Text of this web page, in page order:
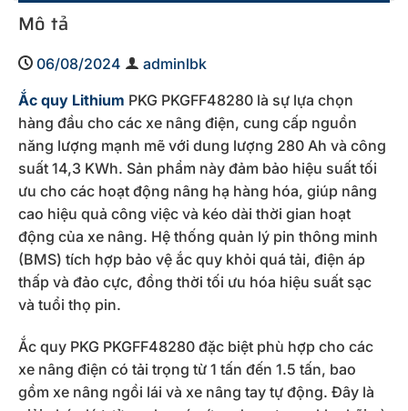
Mô tả
06/08/2024
adminlbk
Ắc quy Lithium PKG PKGFF48280 là sự lựa chọn
hàng đầu cho các xe nâng điện, cung cấp nguồn
năng lượng mạnh mẽ với dung lượng 280 Ah và công
suất 14,3 KWh. Sản phẩm này đảm bảo hiệu suất tối
ưu cho các hoạt động nâng hạ hàng hóa, giúp nâng
cao hiệu quả công việc và kéo dài thời gian hoạt
động của xe nâng. Hệ thống quản lý pin thông minh
(BMS) tích hợp bảo vệ ắc quy khỏi quá tải, điện áp
thấp và đảo cực, đồng thời tối ưu hóa hiệu suất sạc
và tuổi thọ pin.
Ắc quy PKG PKGFF48280 đặc biệt phù hợp cho các
xe nâng điện có tải trọng từ 1 tấn đến 1.5 tấn, bao
gồm xe nâng ngồi lái và xe nâng tay tự động. Đây là